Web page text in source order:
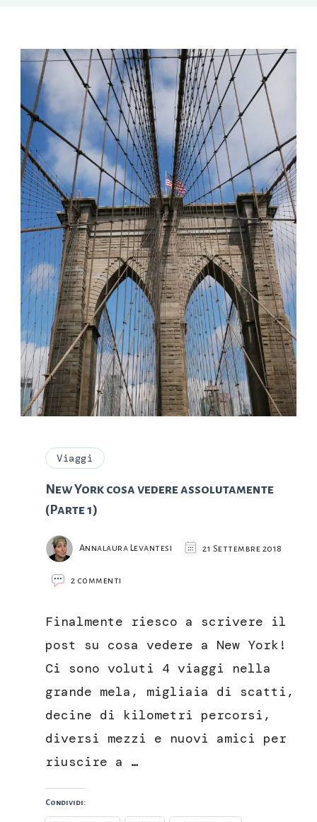
Viaggi
New York cosa vedere assolutamente
(Parte 1)
Annalaura Levantesi 21 Settembre 2018
2 commenti
cosa
(Parte
Finalmente riesco a scrivere il
post su cosa vedere a New York!
Ci sono voluti 4 viaggi nella
grande mela, migliaia di scatti,
decine di kilometri percorsi,
diversi mezzi e nuovi amici per
riuscire a …
Condividi: